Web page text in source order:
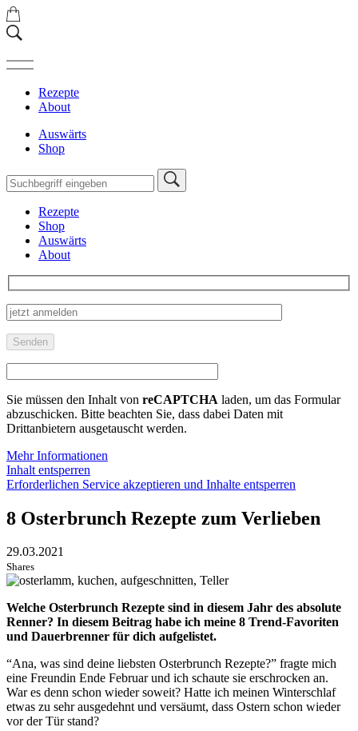
Rezepte
About
Auswärts
Shop
Rezepte
Shop
Auswärts
About
Sie müssen den Inhalt von reCAPTCHA laden, um das Formular
abzuschicken. Bitte beachten Sie, dass dabei Daten mit
Drittanbietern ausgetauscht werden.
Mehr Informationen
Inhalt entsperren
Erforderlichen Service akzeptieren und Inhalte entsperren
8 Osterbrunch Rezepte zum Verlieben
29.03.2021
Shares
Welche Osterbrunch Rezepte sind in diesem Jahr des absolute
Renner? In diesem Beitrag habe ich meine 8 Trend-Favoriten
und Dauerbrenner für dich aufgelistet.
“Ana, was sind deine liebsten Osterbrunch Rezepte?” fragte mich
eine Freundin Ende Februar und ich schaute sie erschrocken an.
War es denn schon wieder soweit? Hatte ich meinen Winterschlaf
etwas zu sehr ausgedehnt und versäumt, dass Ostern schon wieder
vor der Tür stand?